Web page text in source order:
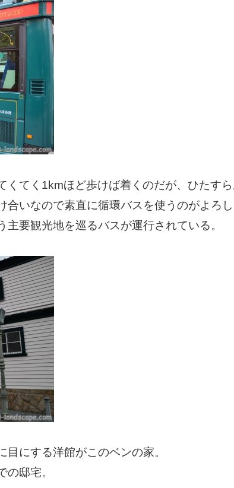
くてく1kmほど歩けば着くのだが、ひたす
いなので素直に循環バスを使うのがよろし
要観光地を巡るバスが運行されている。
目にする洋館がこのベンの家。
邸宅。